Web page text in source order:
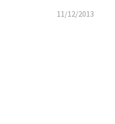
11/12/2013